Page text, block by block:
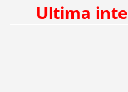
Ultima